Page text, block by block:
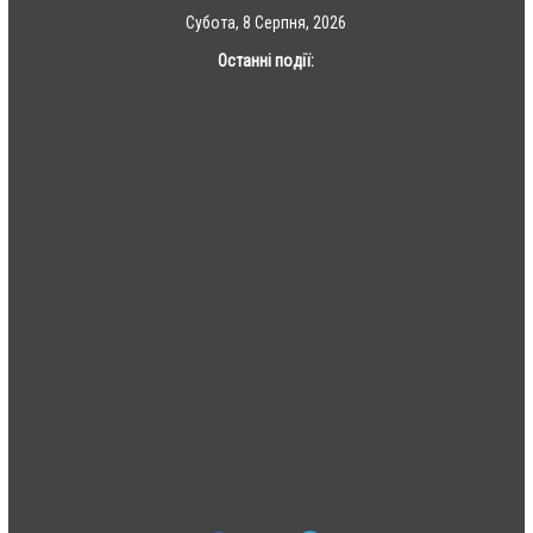
Субота, 8 Серпня, 2026
Останні події: